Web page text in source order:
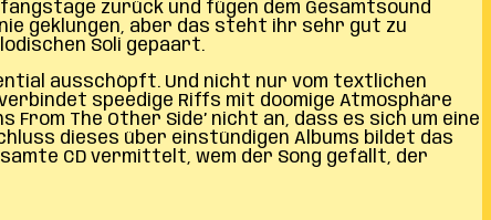
zurück und fügen dem Gesamtsound
geklungen, aber das steht ihr sehr gut zu
Soli gepaart.
ausschöpft. Und nicht nur vom textlichen
verbindet speedige Riffs mit doomige Atmosphäre
The Other Side’ nicht an, dass es sich um eine
dieses über einstündigen Albums bildet das
CD vermittelt, wem der Song gefällt, der